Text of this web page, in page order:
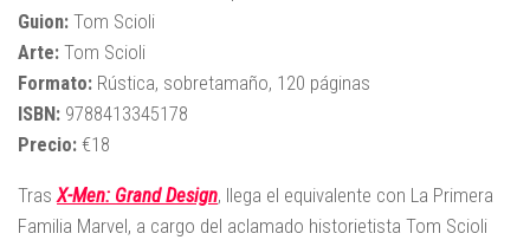
Guion: Tom Scioli
Arte: Tom Scioli
Formato: Rústica, sobretamaño, 120 páginas
ISBN: 9788413345178
Precio: €18
TrasX-Men: Grand Design, llega el equivalente con La Primera
Familia Marvel, a cargo del aclamado historietista Tom Scioli